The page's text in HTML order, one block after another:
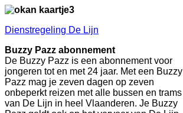
Dienstregeling De Lijn
Buzzy Pazz abonnement
De Buzzy Pazz is een abonnement voor
jongeren tot en met 24 jaar. Met een Buzzy
Pazz mag je zeven dagen op zeven
onbeperkt reizen met alle bussen en trams
van De Lijn in heel Vlaanderen. Je Buzzy